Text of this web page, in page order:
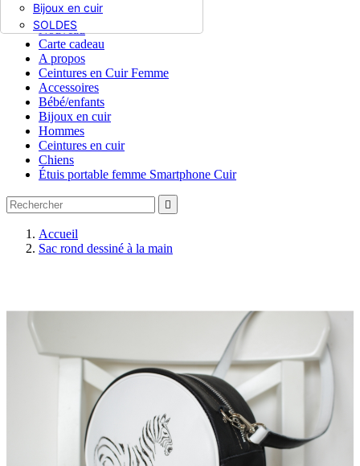
  En stock
Bijoux en cuir
SOLDES
Nouveau
Carte cadeau
A propos
Ceintures en Cuir Femme
Accessoires
Bébé/enfants
Bijoux en cuir
Hommes
Ceintures en cuir
Chiens
Étuis portable femme Smartphone Cuir

Accueil
Sac rond dessiné à la main